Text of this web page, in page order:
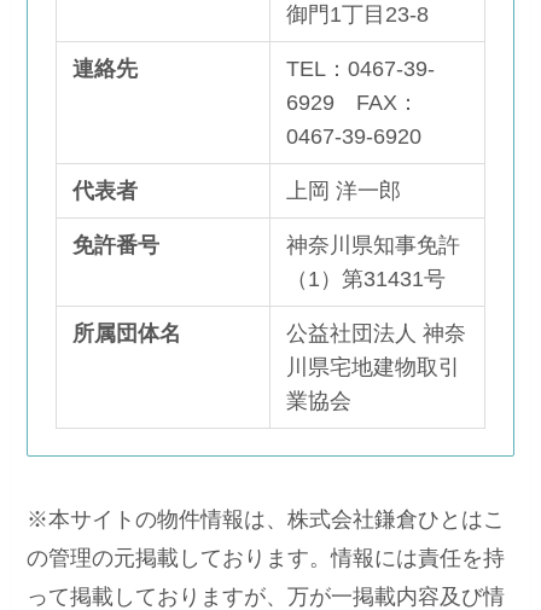
御門1丁目23-8
連絡先
TEL：0467-39-
6929 FAX：
0467-39-6920
代表者 上岡 洋一郎
免許番号
神奈川県知事免許
（1）第31431号
所属団体名
公益社団法人 神奈
川県宅地建物取引
業協会
※本サイトの物件情報は、株式会社鎌倉ひとはこ
の管理の元掲載しております。情報には責任を持
って掲載しておりますが、万が一掲載内容及び情